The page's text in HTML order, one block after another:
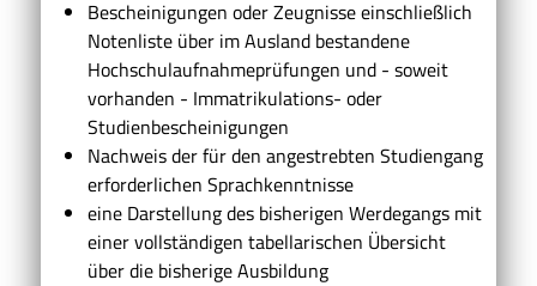
Bescheinigungen oder Zeugnisse einschließlich
Notenliste über im Ausland bestandene
Hochschulaufnahmeprüfungen und - soweit
vorhanden - Immatrikulations- oder
Studienbescheinigungen
Nachweis der für den angestrebten Studiengang
erforderlichen Sprachkenntnisse
eine Darstellung des bisherigen Werdegangs mit
einer vollständigen tabellarischen Übersicht
über die bisherige Ausbildung